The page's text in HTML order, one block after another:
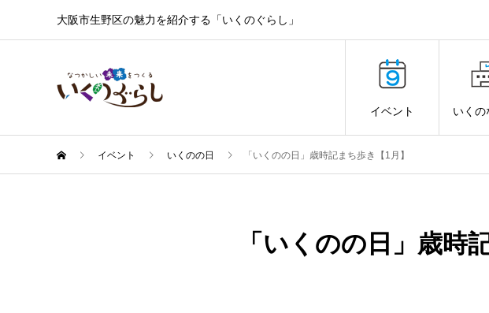
大阪市生野区の魅力を紹介する「いくのぐらし」
イベント いくの
イベント いくのの日 「いくのの日」歳時記まち歩き【1月】
「いくのの日」歳時